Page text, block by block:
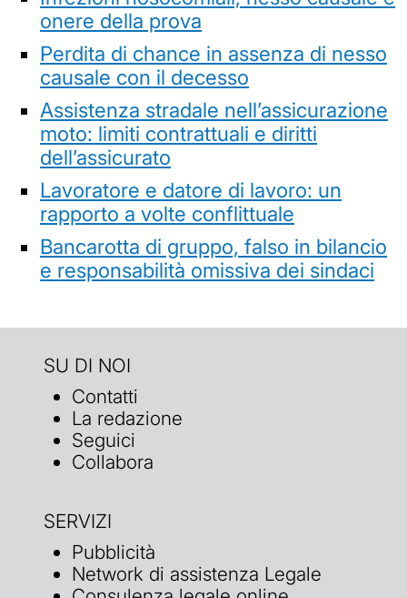
onere della prova
Perdita di chance in assenza di nesso
causale con il decesso
Assistenza stradale nell’assicurazione
moto: limiti contrattuali e diritti
dell’assicurato
Lavoratore e datore di lavoro: un
rapporto a volte conflittuale
Bancarotta di gruppo, falso in bilancio
e responsabilità omissiva dei sindaci
SU DI NOI
Contatti
La redazione
Seguici
Collabora
SERVIZI
Pubblicità
Network di assistenza Legale